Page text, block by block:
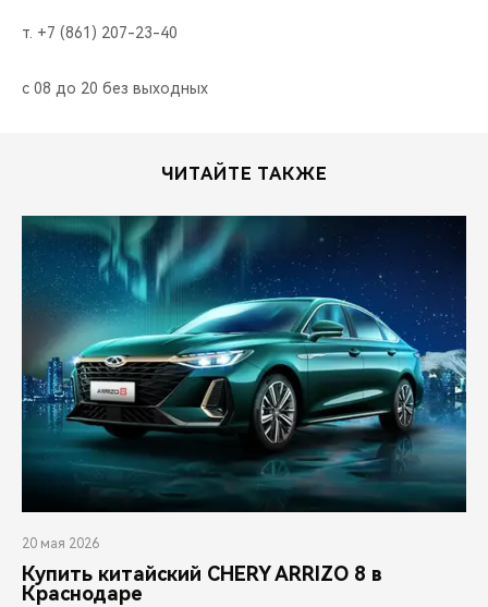
т. +7 (861) 207-23-40
с 08 до 20 без выходных
ЧИТАЙТЕ ТАКЖЕ
20 мая 2026
Купить китайский CHERY ARRIZO 8 в
Краснодаре